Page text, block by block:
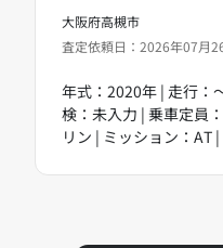
大阪府高槻市
査定依頼日：2026年07月
年式：2020年 | 走行：
検：未入力 | 乗車定員
リン | ミッション：AT